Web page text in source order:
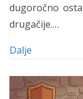
dugoročno
drugačije.…
Dalje